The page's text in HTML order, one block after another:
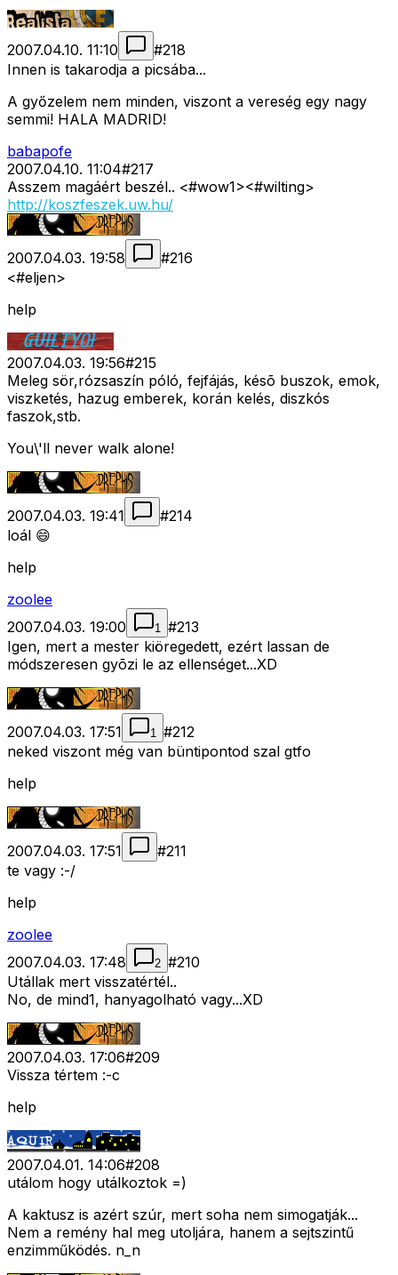
2007.04.10. 11:10 #218
Innen is takarodja a picsába...
A győzelem nem minden, viszont a vereség egy nagy
semmi! HALA MADRID!
babapofe
2007.04.10. 11:04#217
Asszem magáért beszél.. <#wow1><#wilting>
http://koszfeszek.uw.hu/
2007.04.03. 19:58 #216
<#eljen>
help
2007.04.03. 19:56#215
Meleg sör,rózsaszín póló, fejfájás, késõ buszok, emok,
viszketés, hazug emberek, korán kelés, diszkós
faszok,stb.
You\'ll never walk alone!
2007.04.03. 19:41 #214
loál 😄
help
zoolee
2007.04.03. 19:00
1 #213
Igen, mert a mester kiöregedett, ezért lassan de
módszeresen gyõzi le az ellenséget...XD
2007.04.03. 17:51 1 #212
neked viszont még van büntipontod szal gtfo
help
2007.04.03. 17:51 #211
te vagy :-/
help
zoolee
2007.04.03. 17:48
2 #210
Utállak mert visszatértél..
No, de mind1, hanyagolható vagy...XD
2007.04.03. 17:06#209
Vissza tértem :-c
help
2007.04.01. 14:06#208
utálom hogy utálkoztok =)
A kaktusz is azért szúr, mert soha nem simogatják...
Nem a remény hal meg utoljára, hanem a sejtszintű
enzimműködés. n_n